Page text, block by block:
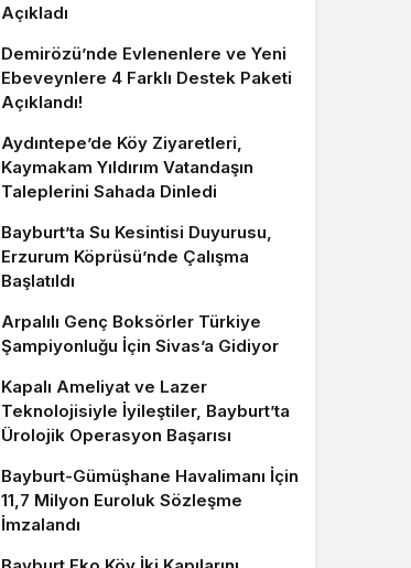
Açıkladı
Demirözü’nde Evlenenlere ve Yeni
Ebeveynlere 4 Farklı Destek Paketi
Açıklandı!
Aydıntepe’de Köy Ziyaretleri,
Kaymakam Yıldırım Vatandaşın
Taleplerini Sahada Dinledi
Bayburt’ta Su Kesintisi Duyurusu,
Erzurum Köprüsü’nde Çalışma
Başlatıldı
Arpalılı Genç Boksörler Türkiye
Şampiyonluğu İçin Sivas’a Gidiyor
Kapalı Ameliyat ve Lazer
Teknolojisiyle İyileştiler, Bayburt’ta
Ürolojik Operasyon Başarısı
Bayburt-Gümüşhane Havalimanı İçin
11,7 Milyon Euroluk Sözleşme
İmzalandı